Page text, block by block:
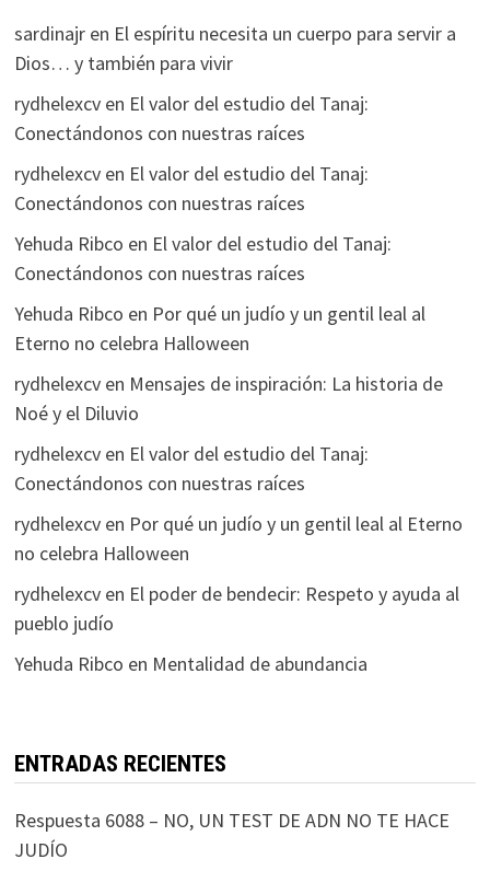
sardinajren El espíritu necesita un cuerpo para servir a
Dios… y también para vivir
rydhelexcven El valor del estudio del Tanaj:
Conectándonos con nuestras raíces
rydhelexcven El valor del estudio del Tanaj:
Conectándonos con nuestras raíces
Yehuda Ribco en El valor del estudio del Tanaj:
Conectándonos con nuestras raíces
Yehuda Ribco en Por qué un judío y un gentil leal al
Eterno no celebra Halloween
rydhelexcven Mensajes de inspiración: La historia de
Noé y el Diluvio
rydhelexcven El valor del estudio del Tanaj:
Conectándonos con nuestras raíces
rydhelexcven Por qué un judío y un gentil leal al Eterno
no celebra Halloween
rydhelexcven El poder de bendecir: Respeto y ayuda al
pueblo judío
Yehuda Ribco en Mentalidad de abundancia
ENTRADAS RECIENTES
Respuesta 6088 – NO, UN TEST DE ADN NO TE HACE
JUDÍO